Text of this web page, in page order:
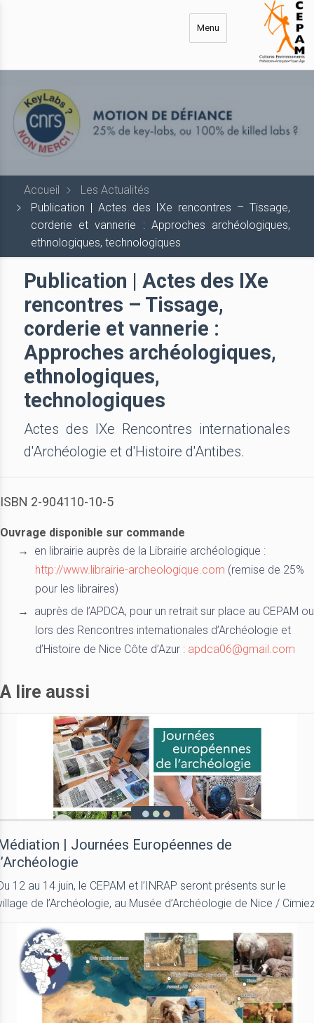
Menu
Accueil
Les Actualités
Publication | Actes des IXe rencontres – Tissage,
corderie et vannerie : Approches archéologiques,
ethnologiques, technologiques
Publication | Actes des IXe
rencontres – Tissage,
corderie et vannerie :
Approches archéologiques,
ethnologiques,
technologiques
Actes des IXe Rencontres internationales
d'Archéologie et d'Histoire d'Antibes.
ISBN 2-904110-10-5
Ouvrage disponible sur commande
en librairie auprès de la Librairie archéologique :
http://www.librairie-archeologique.com (remise de 25%
pour les libraires)
auprès de l’APDCA, pour un retrait sur place au CEPAM ou
lors des Rencontres internationales d’Archéologie et
d’Histoire de Nice Côte d’Azur : apdca06@gmail.com
A lire aussi
| Journées Européennes de
12 au 14 juin, le CEPAM et l’INRAP seront présents sur le
de l’Archéologie, au Musée d’Archéologie de Nice /